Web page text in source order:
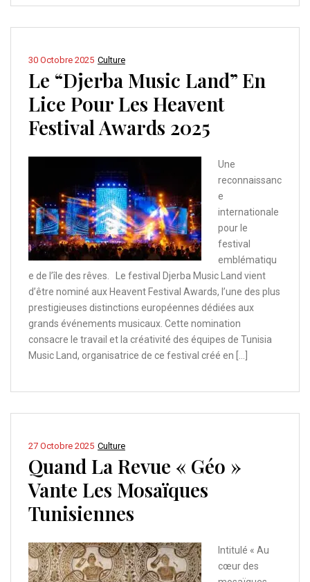
Culture
30 Octobre 2025
Le “Djerba Music Land” En
Lice Pour Les Heavent
Festival Awards 2025
Une
reconnaissanc
e
internationale
pour le
festival
emblématiqu
e de l’île des rêves. Le festival Djerba Music Land vient
d’être nominé aux Heavent Festival Awards, l’une des plus
prestigieuses distinctions européennes dédiées aux
grands événements musicaux. Cette nomination
consacre le travail et la créativité des équipes de Tunisia
Music Land, organisatrice de ce festival créé en […]
Culture
27 Octobre 2025
Quand La Revue « Géo »
Vante Les Mosaïques
Tunisiennes
Intitulé « Au
cœur des